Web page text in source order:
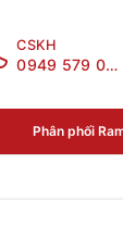
CSKH
0949 579 078
Phân phối